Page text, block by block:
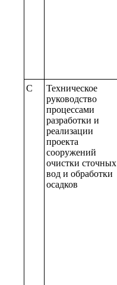
C
Техническое
руководство
процессами
разработки и
реализации
проекта
сооружений
очистки сточных
вод и обработки
осадков